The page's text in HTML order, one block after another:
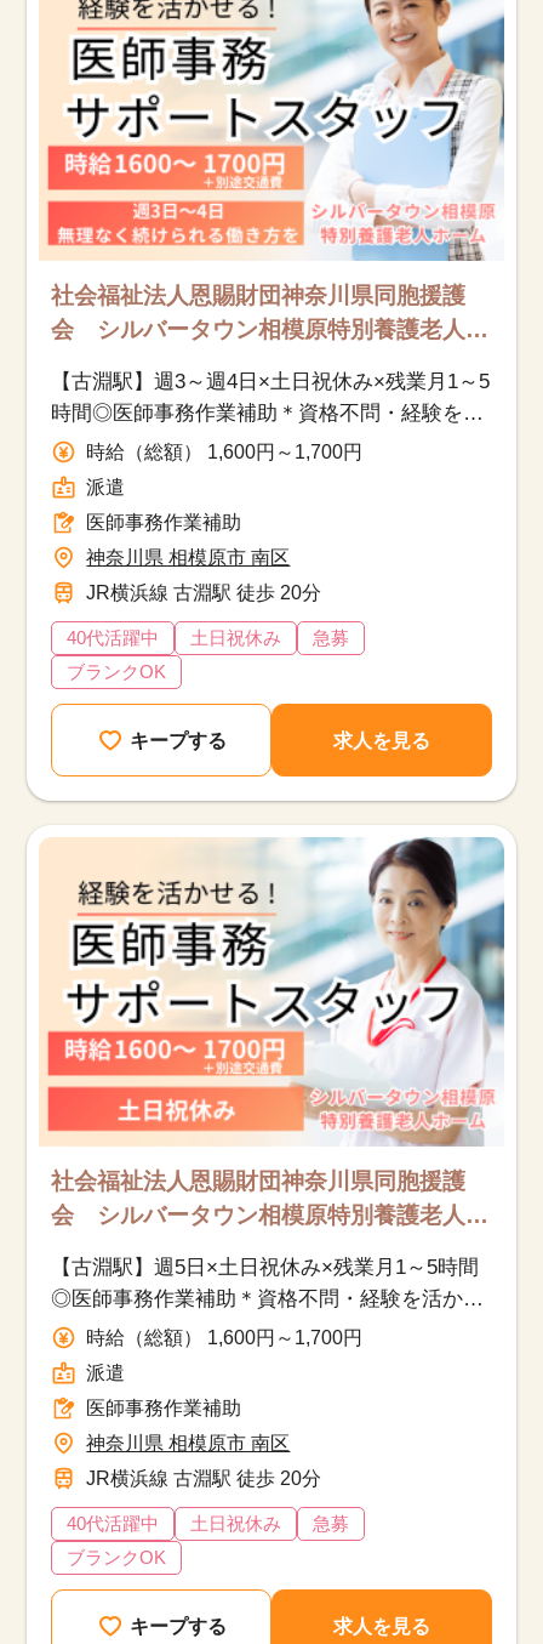
社会福祉法人恩賜財団神奈川県同胞援護
会 シルバータウン相模原特別養護老人
ホームの求人/相模原市南区/医師事務作業
補助/派遣
【古淵駅】週3～週4日×土日祝休み×残業月1～5
時間◎医師事務作業補助＊資格不問・経験を活
かして働く／ブランクOK♪時給1,600円以上
時給（総額） 1,600円～1,700円
派遣
医師事務作業補助
神奈川県 相模原市 南区
JR横浜線 古淵駅 徒歩 20分
40代活躍中 土日祝休み
急募
ブランクOK
キープする 求人を見る
社会福祉法人恩賜財団神奈川県同胞援護
会 シルバータウン相模原特別養護老人
ホームの求人/相模原市南区/医師事務作業
補助/派遣
【古淵駅】週5日×土日祝休み×残業月1～5時間
◎医師事務作業補助＊資格不問・経験を活かし
て働く／ブランクOK♪時給1,600円以上
時給（総額） 1,600円～1,700円
派遣
医師事務作業補助
神奈川県 相模原市 南区
JR横浜線 古淵駅 徒歩 20分
40代活躍中 土日祝休み
急募
ブランクOK
キープする 求人を見る